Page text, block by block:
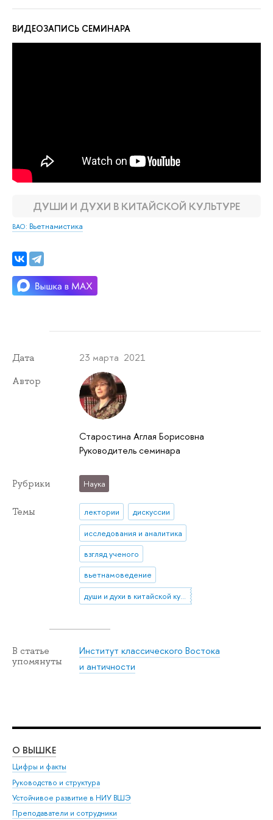
ВИДЕОЗАПИСЬ СЕМИНАРА
ДУШИ И ДУХИ В КИТАЙСКОЙ КУЛЬТУРЕ
ВАО: Вьетнамистика
Дата 23 марта 2021
Автор
Старостина Аглая Борисовна
Руководитель семинара
Рубрики Наука
Темы лектории
дискуссии
исследования и аналитика
взгляд ученого
вьетнамоведение
души и духи в китайской культуре
В статье
упомянуты
Институт классического Востока
и античности
О ВЫШКЕ
Цифры и факты
Руководство и структура
Устойчивое развитие в НИУ ВШЭ
Преподаватели и сотрудники